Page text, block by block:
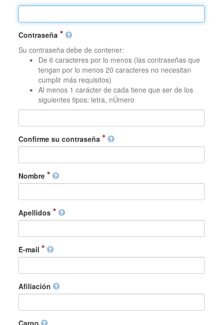
Contraseña
Su contraseña debe de contener:
De 6 caracteres por lo menos (las contraseñas que
tengan por lo menos 20 caracteres no necesitan
cumplir más requisitos)
Al menos 1 carácter de cada tiene que ser de los
siguientes tipos: letra, nÚmero
Confirme su contraseña
Nombre
Apellidos
E-mail
Afiliación
Cargo